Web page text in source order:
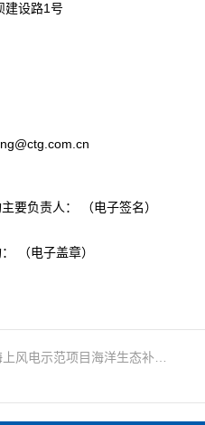
建设路1号
要负责人： （电子签名）
（电子盖章）